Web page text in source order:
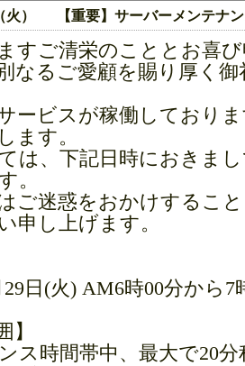
火） 【重要】サーバーメンテナ
すご清栄のこととお喜
なるご愛顧を賜り厚く
ービスが稼働しており
ます。
は、下記日時におきま
。
ご迷惑をおかけするこ
申し上げます。
29日(火) AM6時00分から7
】
ス時間帯中、最大で20